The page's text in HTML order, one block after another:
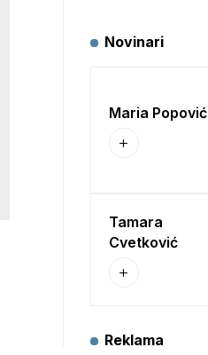
Novinari
Maria Popović
Tamara
Cvetković
Reklama